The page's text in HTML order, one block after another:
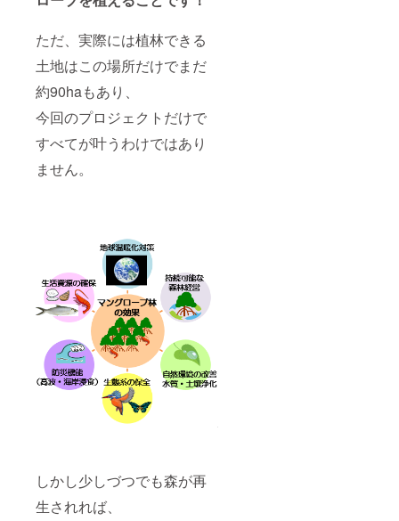
ただ、実際には植林できる
土地はこの場所だけでまだ
約90haもあり、
今回のプロジェクトだけで
すべてが叶うわけではあり
ません。
しかし少しづつでも森が再
生されれば、